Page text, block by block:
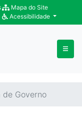
Mapa do Site
Acessibilidade
de Governo